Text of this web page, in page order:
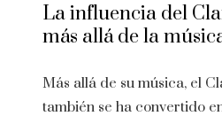
La influencia del
más allá de la
Más allá de su música, el
también se ha convertido